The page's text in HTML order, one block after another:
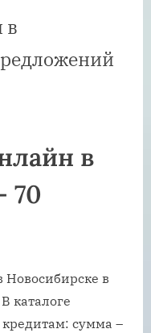
в
в
70
в
каталоге
сумма –